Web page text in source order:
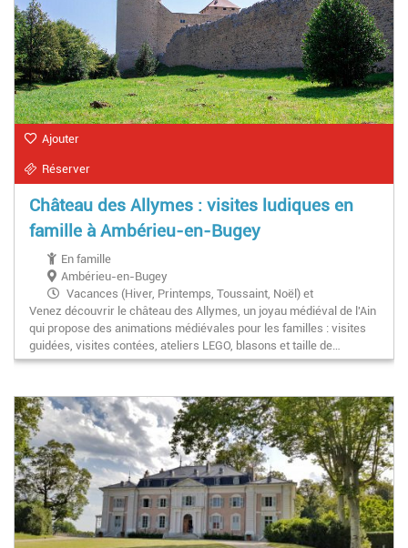
Ajouter
Réserver
Château des Allymes : visites ludiques en
famille à Ambérieu-en-Bugey
En famille
Ambérieu-en-Bugey
Vacances (Hiver, Printemps, Toussaint, Noël) et
Avril/Octobre : Tous les jours, 13h30–18h
Mai, Juin, Septembre : Lundi au vendredi,13h30–18h | WE &
Fériés : 10h–12h30 et 13h30–19h
Juillet et Août : Tous les jours, 10h–12h30 et 13h30–19h
13h30–18h
Venez découvrir le château des Allymes, un joyau médiéval de l'Ain
qui propose des animations médiévales pour les familles : visites
guidées, visites contées, ateliers LEGO, blasons et taille de…